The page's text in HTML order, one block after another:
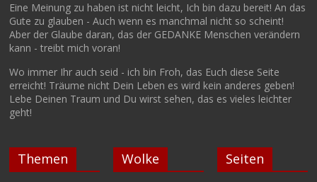
Eine Meinung zu haben ist nicht leicht, Ich bin dazu bereit! An das
Gute zu glauben - Auch wenn es manchmal nicht so scheint!
Aber der Glaube daran, das der GEDANKE Menschen verändern
kann - treibt mich voran!
Wo immer Ihr auch seid - ich bin Froh, das Euch diese Seite
erreicht! Träume nicht Dein Leben es wird kein anderes geben!
Lebe Deinen Traum und Du wirst sehen, das es vieles leichter
geht!
Themen Wolke Seiten